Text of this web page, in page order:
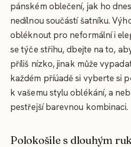
pánském oblečení, jak ho
nedílnou součástí šatníku.
obléknout pro neformální i
se týče střihu, dbejte na to,
příliš nízko, jinak může
každém příúadě si vyberte si
k vašemu stylu oblékání, a
pestřejší barevnou kombinaci.
Polokošile s dlouhým